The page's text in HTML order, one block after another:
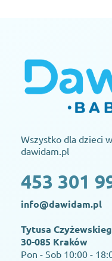
Wszystko dla dzieci
dawidam.pl
453 301
info@dawidam.pl
Tytusa
30-085 Kraków
Pon - Sob 10:00 -